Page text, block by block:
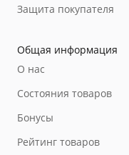
Защита покупателя
Общая информация
О нас
Состояния товаров
Бонусы
Рейтинг товаров